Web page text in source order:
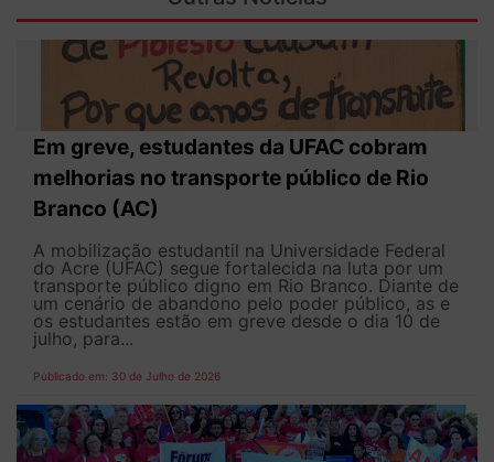
Em greve, estudantes da UFAC cobram
melhorias no transporte público de Rio
Branco (AC)
A mobilização estudantil na Universidade Federal
do Acre (UFAC) segue fortalecida na luta por um
transporte público digno em Rio Branco. Diante de
um cenário de abandono pelo poder público, as e
os estudantes estão em greve desde o dia 10 de
julho, para...
Publicado em: 30 de Julho de 2026